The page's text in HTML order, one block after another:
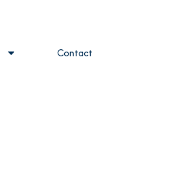
Contact